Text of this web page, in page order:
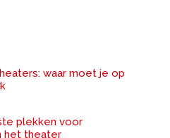
waar moet je op
plekken voor
het theater